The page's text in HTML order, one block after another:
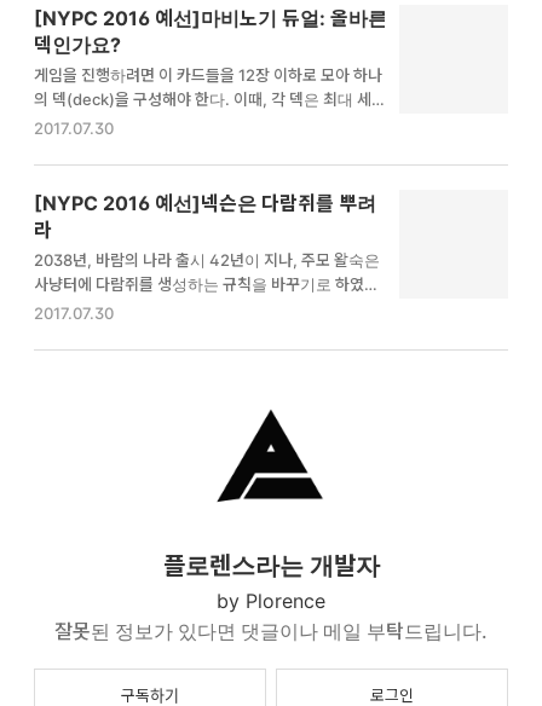
플레이어들의 도착시간이 주어졌을 때, 어느 팀이 이겼
는지를 계산하는 프로그램을 만들어 보자. 카트라이더
는 아이템전과 스피드전이 있다. 팀은 레드 팀과 블루
팀이 있으며, 문제 편의상 항상 4:4 게임만 진행되었다
고 가정한다. 아이템전은 1등으로 들어온 사람이 속한
팀이 승리한다. 스피드전은 등수별로 점수를 합산 nyp
[NYPC 2016 예선]마비노기 듀얼: 올바른
덱인가요?
게임을 진행하려면 이 카드들을 12장 이하로 모아 하나
의 덱(deck)을 구성해야 한다. 이때, 각 덱은 최대 세
종류의 자원을 섞어서 구성할 수 있다.12장 이하의 카드
올바른 덱을 구성하는지 아닌지 판단하는 프로그램을
작성하여라.입력첫 줄에 카드의 수 N이 주어진다. N은
1 이상 12 이하이다. 다음 N개의 줄에 걸쳐 gold(골
드), mana(마나), light(빛), dark(어둠), nature(자
연) 중 하나의 문자열이 주어진다. 이는 각 카드가 요구
하는 자원을 뜻한다.출력주어진 카드들이 올바른 덱을
구성한다면 valid를, 아니라면 invalid를 출력한다.입
2017.07.30
[NYPC 2016 예선]넥슨은 다람쥐를 뿌려
라
2038년, 바람의 나라 출시 42년이 지나, 주모 왈숙은
사냥터에 다람쥐를 생성하는 규칙을 바꾸기로 하였다.
DoD(DaramG on Demand)라 불리는 최첨단 기술을
유지해서 사람이 많을 때도 충분한 양의 다람쥐가 있게
때, 다람쥐가 모자란 지 판단해 모자란다면 필요한 다람
쥐를 생성할 위치를 출력하는 프로그램을 작성하여라.
입력첫 줄에 게임 화면의 크기 N이 주어진다. N은 5 이
상 20 이하이다. 다음 N 줄에 걸쳐 N개의 문자가 공백
있음C: 플레이어 캐릭터가 있음.: 빈칸임출력입력 ..
2017.07.30
플로렌스라는 개발자
Plorence
잘못된 정보가 있다면 댓글이나 메일 부탁드립니다.
구독하기 로그인